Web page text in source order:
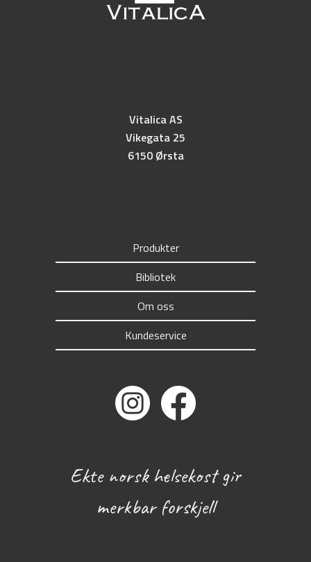
Vitalica AS
Vikegata 25
6150 Ørsta
Produkter
Bibliotek
Om oss
Kundeservice
Ekte norsk helsekost gir
merkbar forskjell